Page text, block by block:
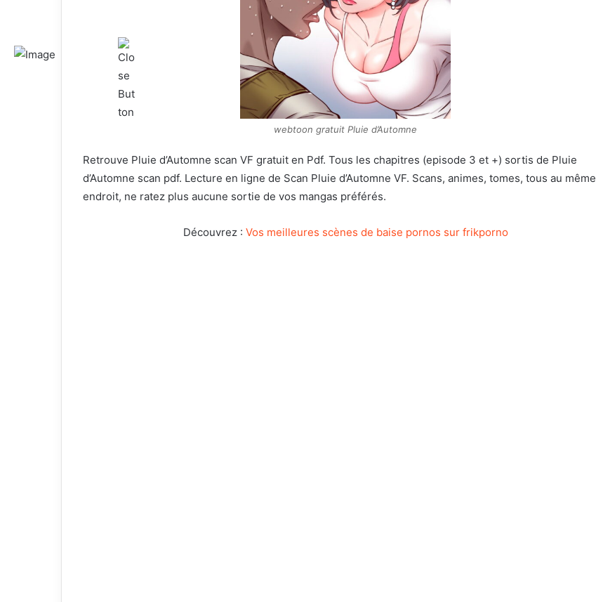
webtoon gratuit Pluie d’Automne
Retrouve Pluie d’Automne scan VF gratuit en Pdf. Tous les chapitres (episode 3 et +) sortis de Pluie
d’Automne scan pdf. Lecture en ligne de Scan Pluie d’Automne VF. Scans, animes, tomes, tous au même
endroit, ne ratez plus aucune sortie de vos mangas préférés.
Découvrez : Vos meilleures scènes de baise pornos sur frikporno